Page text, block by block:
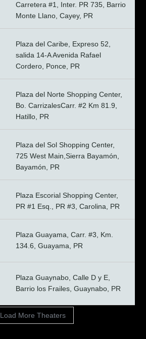
Carretera #1, Inter. PR 735, Barrio
Monte Llano, Cayey, PR
Plaza del Caribe, Expreso 52,
salida 14-A Avenida Rafael
Cordero, Ponce, PR
Plaza del Norte Shopping Center,
Bo. CarrizalesCarr. #2 Km 81.9,
Hatillo, PR
Plaza del Sol Shopping Center,
725 West Main,Sierra Bayamón,
Bayamón, PR
Plaza Escorial Shopping Center,
PR #1 Esq., PR #3, Carolina, PR
Plaza Guayama, Carr. #3, Km.
134.6, Guayama, PR
Plaza Guaynabo, Calle D y E,
Barrio los Frailes, Guaynabo, PR
Load More Theaters